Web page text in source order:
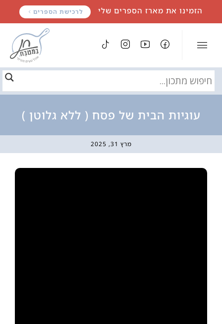
הזמינו את מארז הספרים שלי לרכישת הספרים
עוגיות הבית של פסח ( ללא גלוטן )
מרץ 31, 2025